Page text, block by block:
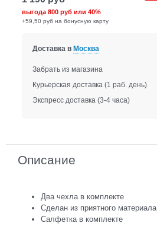
выгода800 руб или40%
+59,50 руб на бонусную карту
Доставка в Москва
Забрать из магазина
Курьерская доставка (1 раб. день)
Экспресс доставка (3-4 часа)
Описание
Два чехла в комплекте
Сделан из приятного материала
Салфетка в комплекте